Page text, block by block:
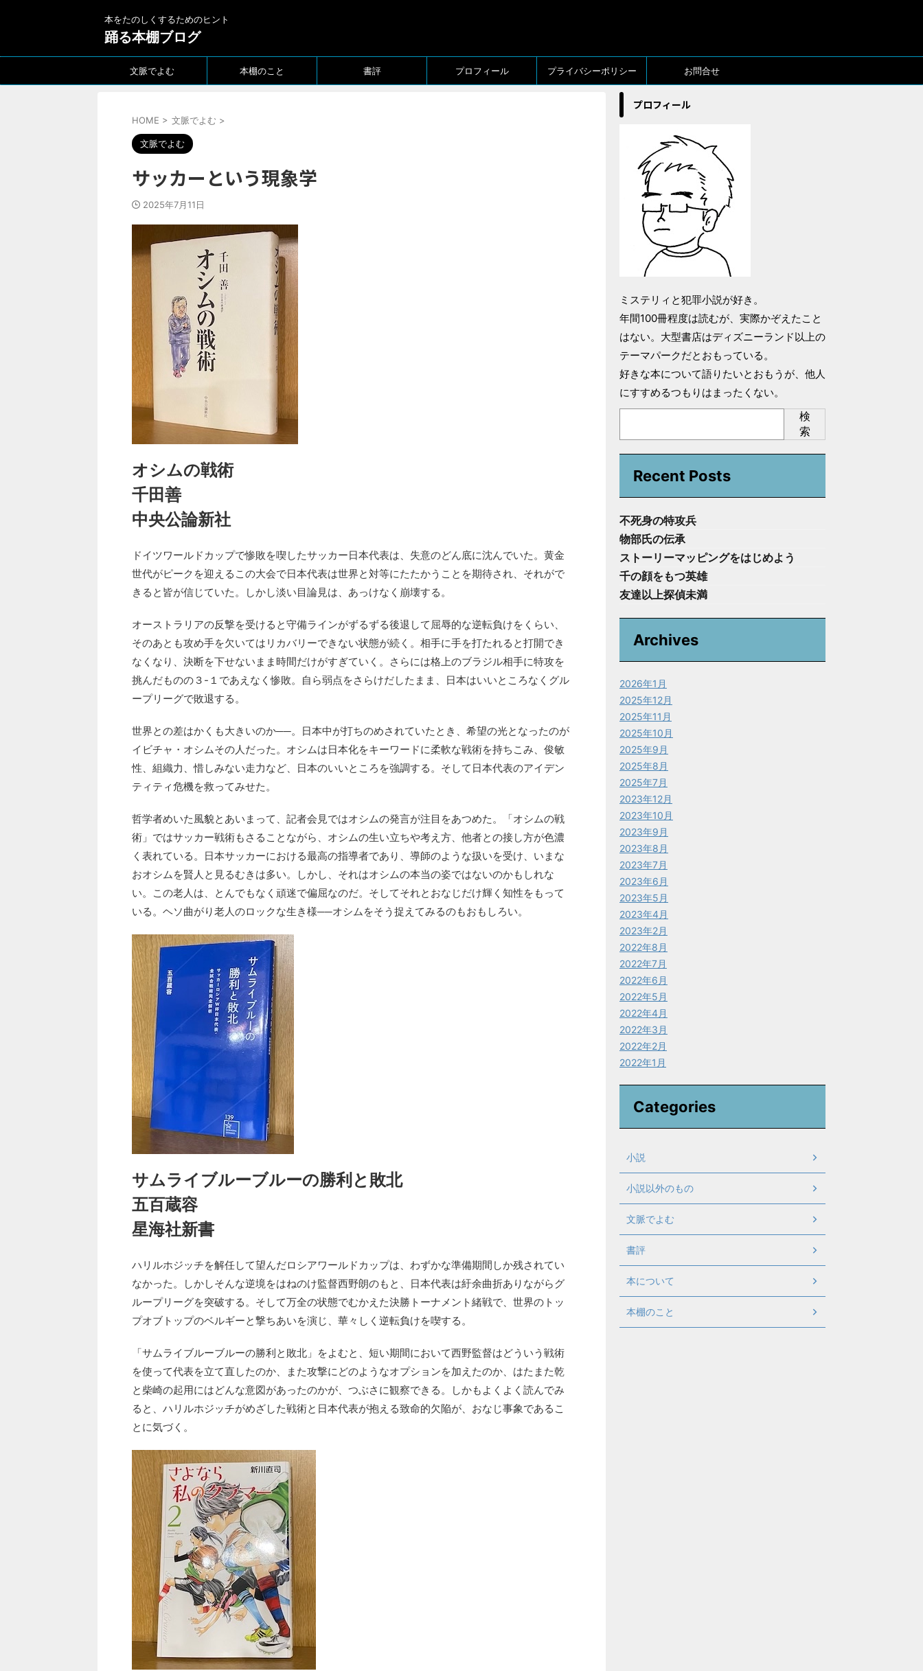
本をたのしくするためのヒント
踊る本棚ブログ
文脈でよむ 本棚のこと 書評 プロフィール プライバシーポリシー お問合せ
HOME > 文脈でよむ >
文脈でよむ
サッカーという現象学
2025年7月11日
オシムの戦術
千田善
中央公論新社
ドイツワールドカップで惨敗を喫したサッカー日本代表は、失意のどん底に沈んでいた。黄金
世代がピークを迎えるこの大会で日本代表は世界と対等にたたかうことを期待され、それがで
きると皆が信じていた。しかし淡い目論見は、あっけなく崩壊する。
オーストラリアの反撃を受けると守備ラインがずるずる後退して屈辱的な逆転負けをくらい、
そのあとも攻め手を欠いてはリカバリーできない状態が続く。相手に手を打たれると打開でき
なくなり、決断を下せないまま時間だけがすぎていく。さらには格上のブラジル相手に特攻を
挑んだものの３-１であえなく惨敗。自ら弱点をさらけだしたまま、日本はいいところなくグル
ープリーグで敗退する。
世界との差はかくも大きいのか──。日本中が打ちのめされていたとき、希望の光となったのが
イビチャ・オシムその人だった。オシムは日本化をキーワードに柔軟な戦術を持ちこみ、俊敏
性、組織力、惜しみない走力など、日本のいいところを強調する。そして日本代表のアイデン
ティティ危機を救ってみせた。
哲学者めいた風貌とあいまって、記者会見ではオシムの発言が注目をあつめた。「オシムの戦
術」ではサッカー戦術もさることながら、オシムの生い立ちや考え方、他者との接し方が色濃
く表れている。日本サッカーにおける最高の指導者であり、導師のような扱いを受け、いまな
おオシムを賢人と見るむきは多い。しかし、それはオシムの本当の姿ではないのかもしれな
い。この老人は、とんでもなく頑迷で偏屈なのだ。そしてそれとおなじだけ輝く知性をもって
いる。ヘソ曲がり老人のロックな生き様──オシムをそう捉えてみるのもおもしろい。
サムライブルーブルーの勝利と敗北
五百蔵容
星海社新書
ハリルホジッチを解任して望んだロシアワールドカップは、わずかな準備期間しか残されてい
なかった。しかしそんな逆境をはねのけ監督西野朗のもと、日本代表は紆余曲折ありながらグ
ループリーグを突破する。そして万全の状態でむかえた決勝トーナメント緒戦で、世界のトッ
プオブトップのベルギーと撃ちあいを演じ、華々しく逆転負けを喫する。
「サムライブルーブルーの勝利と敗北」をよむと、短い期間において西野監督はどういう戦術
を使って代表を立て直したのか、また攻撃にどのようなオプションを加えたのか、はたまた乾
と柴崎の起用にはどんな意図があったのかが、つぶさに観察できる。しかもよくよく読んでみ
ると、ハリルホジッチがめざした戦術と日本代表が抱える致命的欠陥が、おなじ事象であるこ
とに気づく。
プロフィール
ミステリィと犯罪小説が好き。
年間100冊程度は読むが、実際かぞえたこと
はない。大型書店はディズニーランド以上の
テーマパークだとおもっている。
好きな本について語りたいとおもうが、他人
にすすめるつもりはまったくない。
検
索
Recent Posts
不死身の特攻兵
物部氏の伝承
ストーリーマッピングをはじめよう
千の顔をもつ英雄
友達以上探偵未満
Archives
2026年1月
2025年12月
2025年11月
2025年10月
2025年9月
2025年8月
2025年7月
2023年12月
2023年10月
2023年9月
2023年8月
2023年7月
2023年6月
2023年5月
2023年4月
2023年2月
2022年8月
2022年7月
2022年6月
2022年5月
2022年4月
2022年3月
2022年2月
2022年1月
Categories
小説
小説以外のもの
文脈でよむ
書評
本について
本棚のこと